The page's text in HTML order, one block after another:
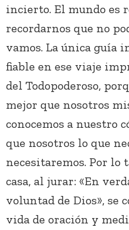
incierto. El mundo es
recordarnos que no
vamos. La única guía
fiable en ese viaje
del Todopoderoso,
mejor que nosotros
conocemos a nuestro
que nosotros lo que
necesitaremos. Por lo
casa, al jurar: «En
voluntad de Dios», se
vida de oración y